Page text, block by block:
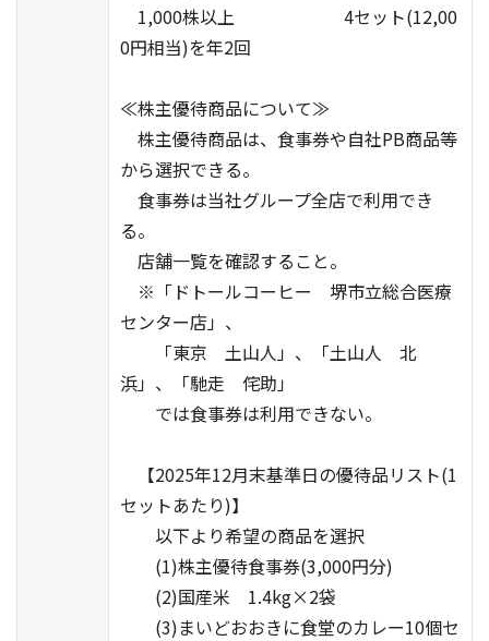
1,000株以上 4セット(12,00
0円相当)を年2回
≪株主優待商品について≫
株主優待商品は、食事券や自社PB商品等
から選択できる。
食事券は当社グループ全店で利用でき
る。
店舗一覧を確認すること。
※「ドトールコーヒー 堺市立総合医療
センター店」、
「東京 土山人」、「土山人 北
浜」、「馳走 侘助」
では食事券は利用できない。
【2025年12月末基準日の優待品リスト(1
セットあたり)】
以下より希望の商品を選択
(1)株主優待食事券(3,000円分)
(2)国産米 1.4kg×2袋
(3)まいどおおきに食堂のカレー10個セ